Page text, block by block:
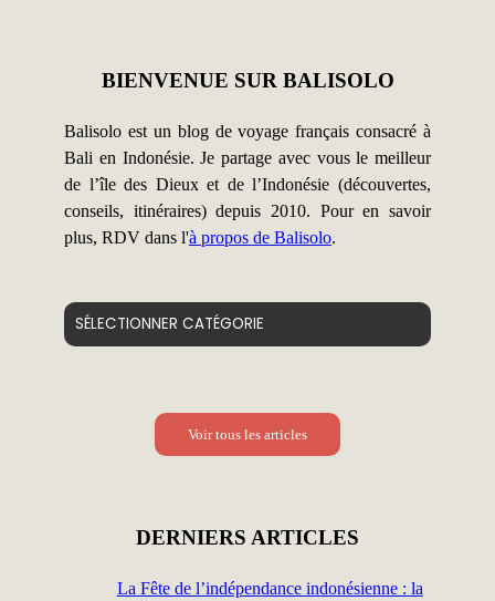
BIENVENUE SUR BALISOLO
Balisolo est un blog de voyage français consacré à
Bali en Indonésie. Je partage avec vous le meilleur
de l’île des Dieux et de l’Indonésie (découvertes,
conseils, itinéraires) depuis 2010. Pour en savoir
plus, RDV dans l'à propos de Balisolo.
Voir tous les articles
DERNIERS ARTICLES
La Fête de l’indépendance indonésienne : la